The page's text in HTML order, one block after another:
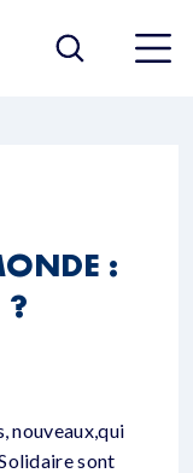
:
?
nouveaux,qui
sont